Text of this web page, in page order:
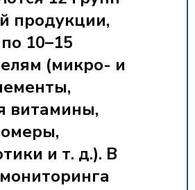
продукции,
10–15
(микро- и
витамины,
и т. д.). В